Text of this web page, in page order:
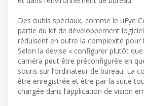
Des outils spéciaux, comme le uEye
partie du kit de développement logiciel
réduisent en outre la complexité pour
Selon la devise « configurer plutôt
caméra peut être préconfigurée en
souris sur l’ordinateur de bureau. La
être enregistrée et être par la suite
chargée dans l’application de vision